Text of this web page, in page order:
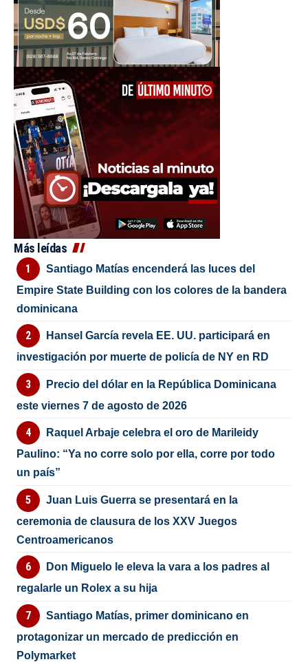
Más leídas
Santiago Matías encenderá las luces del
Empire State Building con los colores de la bandera
dominicana
Hansel García revela EE. UU. participará en
investigación por muerte de policía de NY en RD
Precio del dólar en la República Dominicana
este viernes 7 de agosto de 2026
Raquel Arbaje celebra el oro de Marileidy
Paulino: “Ya no corre solo por ella, corre por todo
un país”
Juan Luis Guerra se presentará en la
ceremonia de clausura de los XXV Juegos
Centroamericanos
Don Miguelo le eleva la vara a los padres al
regalarle un Rolex a su hija
Santiago Matías, primer dominicano en
protagonizar un mercado de predicción en
Polymarket